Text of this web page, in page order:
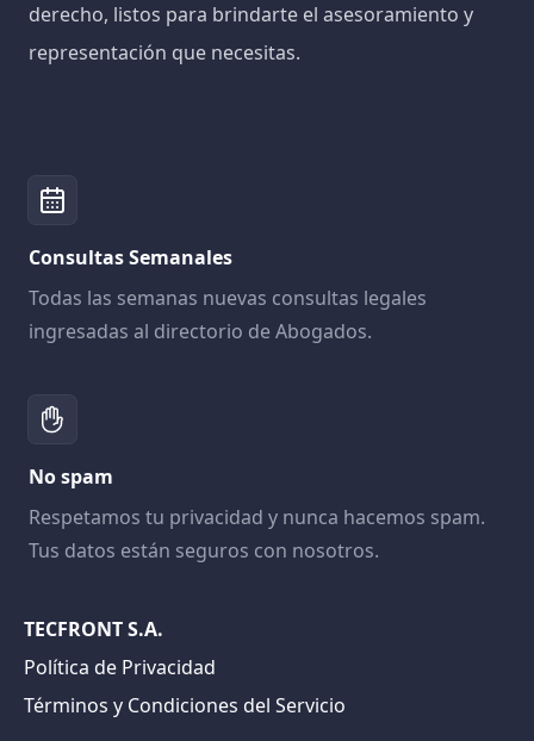
derecho, listos para brindarte el asesoramiento y
representación que necesitas.
Consultas Semanales
Todas las semanas nuevas consultas legales
ingresadas al directorio de Abogados.
No spam
Respetamos tu privacidad y nunca hacemos spam.
Tus datos están seguros con nosotros.
TECFRONT S.A.
Política de Privacidad
Términos y Condiciones del Servicio